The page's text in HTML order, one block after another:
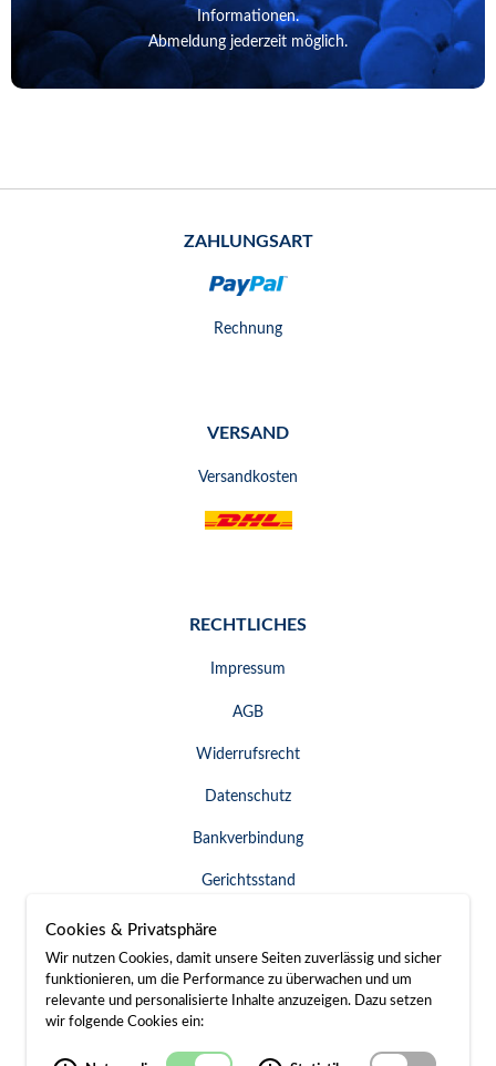
Informationen.
Abmeldung jederzeit möglich.
ZAHLUNGSART
Rechnung
VERSAND
Versandkosten
RECHTLICHES
Impressum
AGB
Widerrufsrecht
Datenschutz
Bankverbindung
Gerichtsstand
Widerruf erklären
SERVICE & KONTAKT
Besuch / Anfahrt
Cookies & Privatsphäre
Wir nutzen Cookies, damit unsere Seiten zuverlässig und sicher
funktionieren, um die Performance zu überwachen und um
relevante und personalisierte Inhalte anzuzeigen. Dazu setzen
wir folgende Cookies ein: